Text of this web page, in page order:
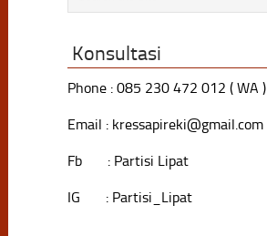
Konsultasi
Phone : 085 230 472 012 ( WA )
Email : kressapireki@gmail.com
Fb : Partisi Lipat
IG : Partisi_Lipat